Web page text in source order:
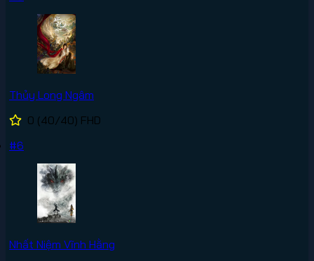
Thủy Long Ngâm
0 (40/40) FHD
#6
Nhất Niệm Vĩnh Hằng